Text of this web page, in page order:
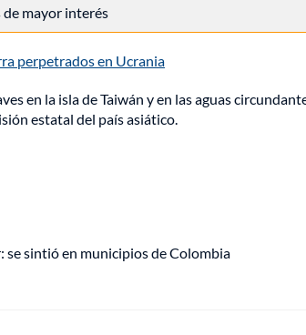
de mayor interés
perpetrados en Ucrania
en la isla de Taiwán y en las aguas
estatal del país asiático.
se sintió en municipios de Colombia